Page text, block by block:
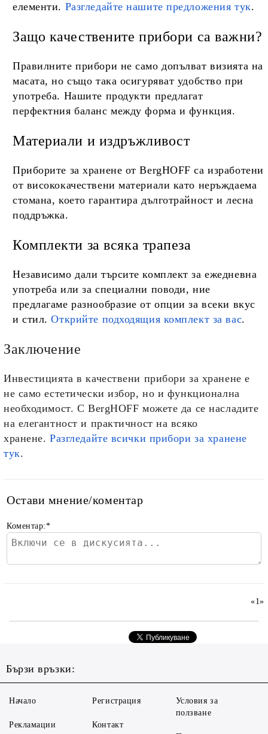
елементи. Разгледайте нашите предложения тук.
Защо качествените прибори са важни?
Правилните прибори не само допълват визията на
масата, но също така осигуряват удобство при
употреба. Нашите продукти предлагат
перфектния баланс между форма и функция.
Материали и издръжливост
Приборите за хранене от BergHOFF са изработени
от висококачествени материали като неръждаема
стомана, което гарантира дълготрайност и лесна
поддръжка.
Комплекти за всяка трапеза
Независимо дали търсите комплект за ежедневна
употреба или за специални поводи, ние
предлагаме разнообразие от опции за всеки вкус
и стил.Открийте подходящия комплект за вас.
Заключение
Инвестицията в качествени прибори за хранене е
не само естетически избор, но и функционална
необходимост. С BergHOFF можете да се насладите
на елегантност и практичност на всяко
хранене.Разгледайте всички прибори за хранене
тук.
Остави мнение/коментар
Коментар:*
«1»
Бързи връзки:
Начало
Рекламации
Регистрация
Контакт
Условия за
ползване